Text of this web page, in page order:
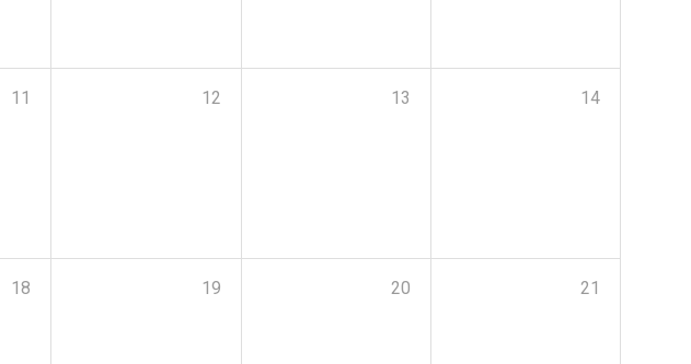
11 12 13 14
18 19 20 21